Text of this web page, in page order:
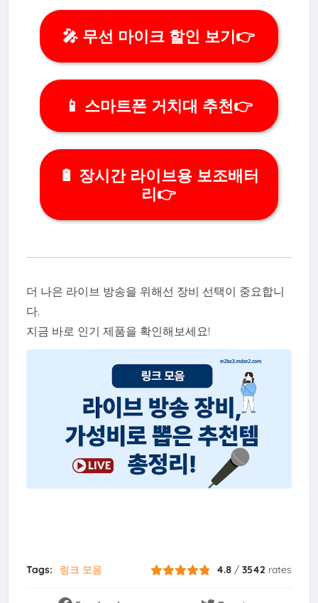
🎤 무선 마이크 할인 보기👉
📱 스마트폰 거치대 추천👉
🔋 장시간 라이브용 보조배터
리👉
더 나은 라이브 방송을 위해선 장비 선택이 중요합니
다.
지금 바로 인기 제품을 확인해보세요!
Tags: 링크 모음 4.8 /3542 rates